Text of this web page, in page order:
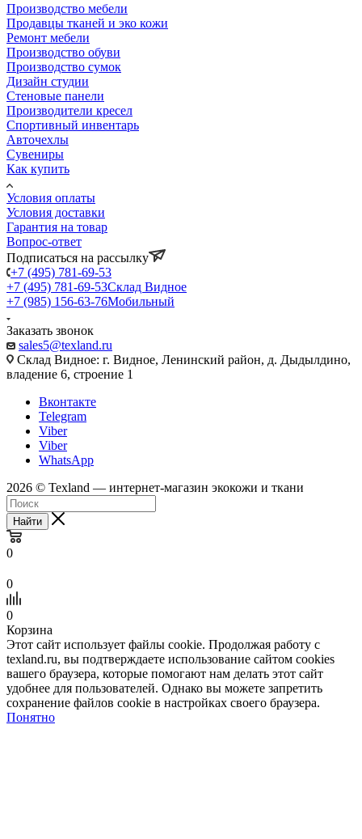
Производство мебели
Продавцы тканей и эко кожи
Ремонт мебели
Производство обуви
Производство сумок
Дизайн студии
Стеновые панели
Производители кресел
Спортивный инвентарь
Авточехлы
Сувениры
Как купить
Условия оплаты
Условия доставки
Гарантия на товар
Вопрос-ответ
Подписаться на рассылку
+7 (495) 781-69-53
+7 (495) 781-69-53Склад Видное
+7 (985) 156-63-76Мобильный
Заказать звонок
sales5@texland.ru
Склад Видное: г. Видное, Ленинский район, д. Дыдылдино,
владение 6, строение 1
Вконтакте
Telegram
Viber
Viber
WhatsApp
2026 © Texland — интернет-магазин экокожи и ткани
Найти
0
0
0
Корзина
Этот сайт использует файлы cookie. Продолжая работу с
texland.ru, вы подтверждаете использование сайтом cookies
вашего браузера, которые помогают нам делать этот сайт
удобнее для пользователей. Однако вы можете запретить
сохранение файлов cookie в настройках своего браузера.
Понятно